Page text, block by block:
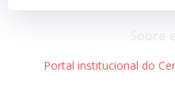
Post
Portal institucional do